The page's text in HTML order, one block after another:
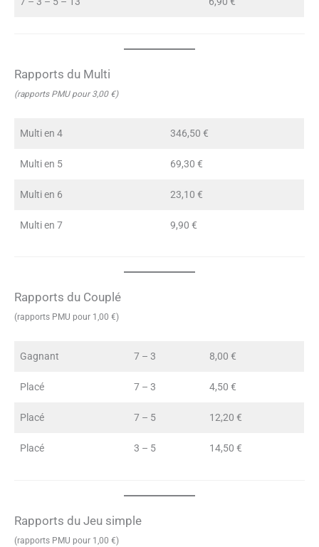
Rapports du Multi
(rapports PMU pour 3,00 €)
Multi en 4 346,50 €
Multi en 5 69,30 €
Multi en 6 23,10 €
Multi en 7 9,90 €
Rapports du Couplé
(rapports PMU pour 1,00 €)
Gagnant 7 – 3 8,00 €
Placé 7 – 3 4,50 €
Placé 7 – 5 12,20 €
Placé 3 – 5 14,50 €
Rapports du Jeu simple
(rapports PMU pour 1,00 €)